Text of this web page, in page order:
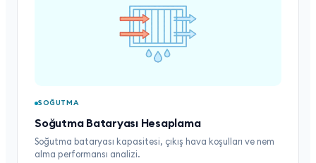
SOĞUTMA
Soğutma Bataryası Hesaplama
Soğutma bataryası kapasitesi, çıkış hava koşulları ve nem
alma performansı analizi.